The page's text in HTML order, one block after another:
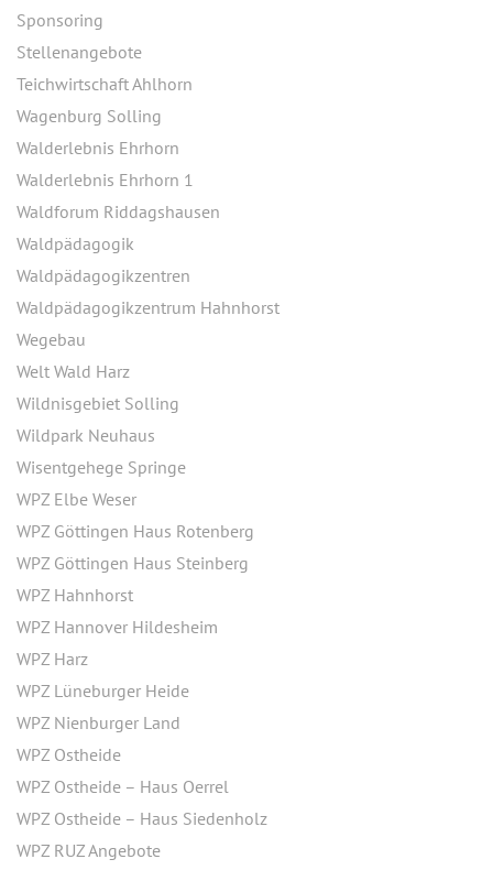
Sponsoring
Stellenangebote
Teichwirtschaft Ahlhorn
Wagenburg Solling
Walderlebnis Ehrhorn
Walderlebnis Ehrhorn 1
Waldforum Riddagshausen
Waldpädagogik
Waldpädagogikzentren
Waldpädagogikzentrum Hahnhorst
Wegebau
Welt Wald Harz
Wildnisgebiet Solling
Wildpark Neuhaus
Wisentgehege Springe
WPZ Elbe Weser
WPZ Göttingen Haus Rotenberg
WPZ Göttingen Haus Steinberg
WPZ Hahnhorst
WPZ Hannover Hildesheim
WPZ Harz
WPZ Lüneburger Heide
WPZ Nienburger Land
WPZ Ostheide
WPZ Ostheide – Haus Oerrel
WPZ Ostheide – Haus Siedenholz
WPZ RUZ Angebote